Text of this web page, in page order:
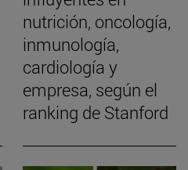
nutrición, oncología,
inmunología,
cardiología y
empresa, según el
ranking de Stanford